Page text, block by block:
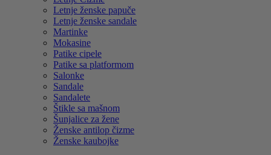
Letnje ženske papuče
Letnje ženske sandale
Martinke
Mokasine
Patike cipele
Patike sa platformom
Salonke
Sandale
Sandalete
Štikle sa mašnom
Šunjalice za žene
Ženske antilop čizme
Ženske kaubojke